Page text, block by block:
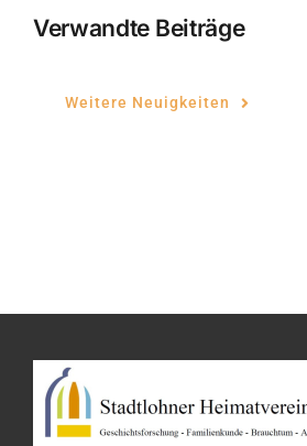
Verwandte Beiträge
Weitere Neuigkeiten